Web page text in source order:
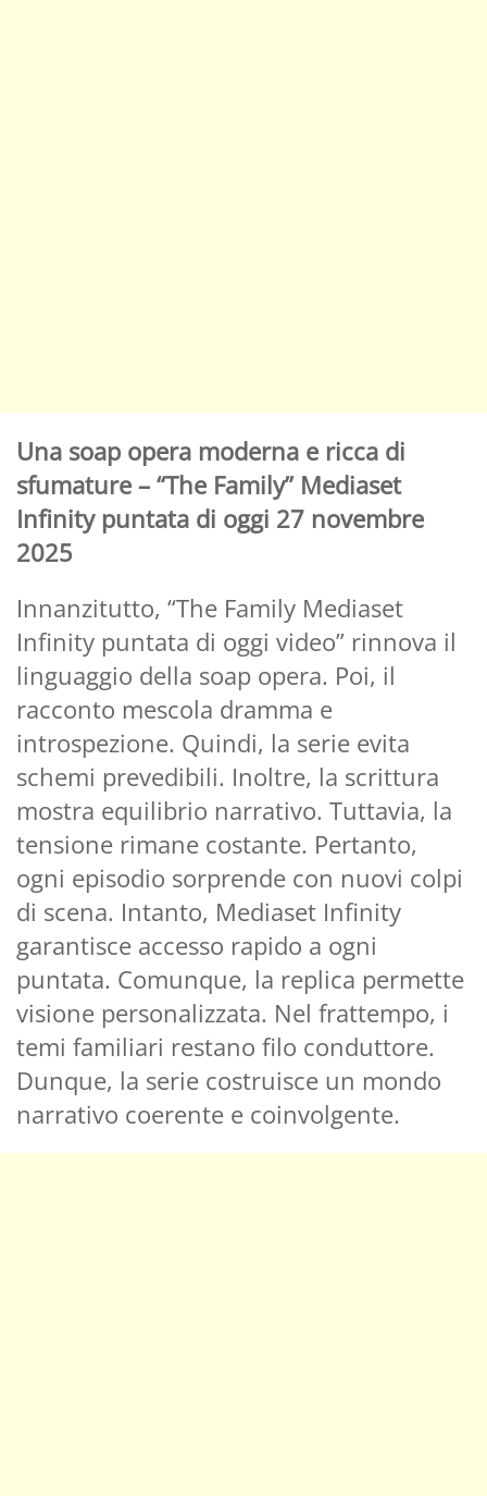
Una soap opera moderna e ricca di
sfumature – “The Family” Mediaset
Infinity puntata di oggi 27 novembre
2025
Innanzitutto, “The Family Mediaset
Infinity puntata di oggi video” rinnova il
linguaggio della soap opera. Poi, il
racconto mescola dramma e
introspezione. Quindi, la serie evita
schemi prevedibili. Inoltre, la scrittura
mostra equilibrio narrativo. Tuttavia, la
tensione rimane costante. Pertanto,
ogni episodio sorprende con nuovi colpi
di scena. Intanto, Mediaset Infinity
garantisce accesso rapido a ogni
puntata. Comunque, la replica permette
visione personalizzata. Nel frattempo, i
temi familiari restano filo conduttore.
Dunque, la serie costruisce un mondo
narrativo coerente e coinvolgente.